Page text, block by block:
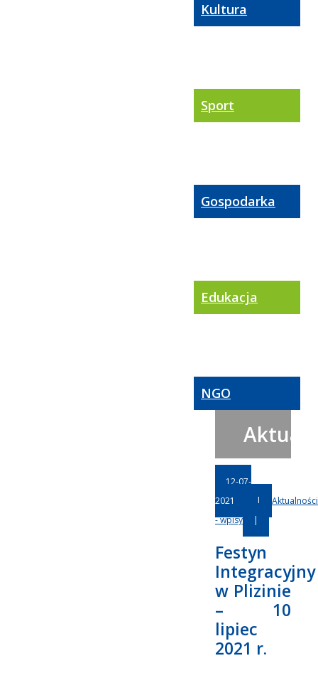
Kultura
Sport
Gospodarka
Edukacja
NGO
12-07-
2021
|
Aktualności
- wpisy
|
Festyn
Integracyjny
w Plizinie
– 10
lipiec
2021 r.